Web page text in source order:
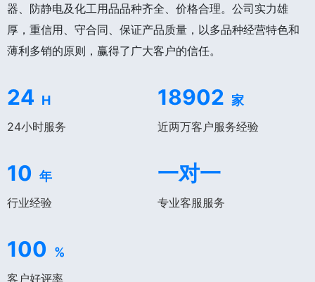
器、防静电及化工用品品种齐全、价格合理。公司实力雄
厚，重信用、守合同、保证产品质量，以多品种经营特色和
薄利多销的原则，赢得了广大客户的信任。
24 H
24小时服务
18902 家
近两万客户服务经验
10 年
行业经验
一对一
专业客服服务
100 %
客户好评率